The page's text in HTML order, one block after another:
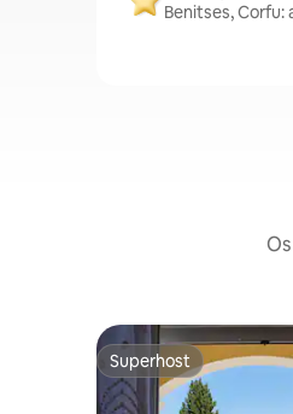
Benitses,
Superhost
Superhost